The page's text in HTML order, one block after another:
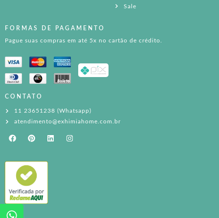
Sale
FORMAS DE PAGAMENTO
Pague suas compras em até 5x no cartão de crédito.
CONTATO
11 23651238 (Whatsapp)
atendimento@exhimiahome.com.br